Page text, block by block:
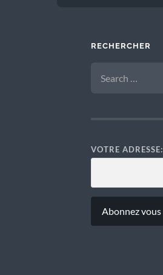
RECHERCHER
FOR:
VOTRE ADRESSE: